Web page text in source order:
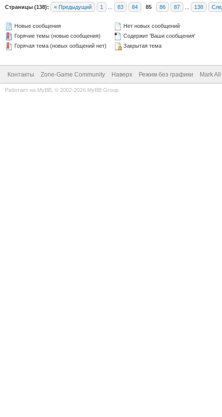
Страницы (138): « Предыдущий 1 83 84 85 86 87 138
Новые сообщения
Горячие темы (новые сообщения)
Горячая тема (новых ообщений нет)
Нет новых сообщений
Содержит 'Ваши сообщения'
Закрытая тема
Контакты Zone-Game Community Наверх Режим без графики Mark
Работает на MyBB , © 2002-2026 MyBB Group